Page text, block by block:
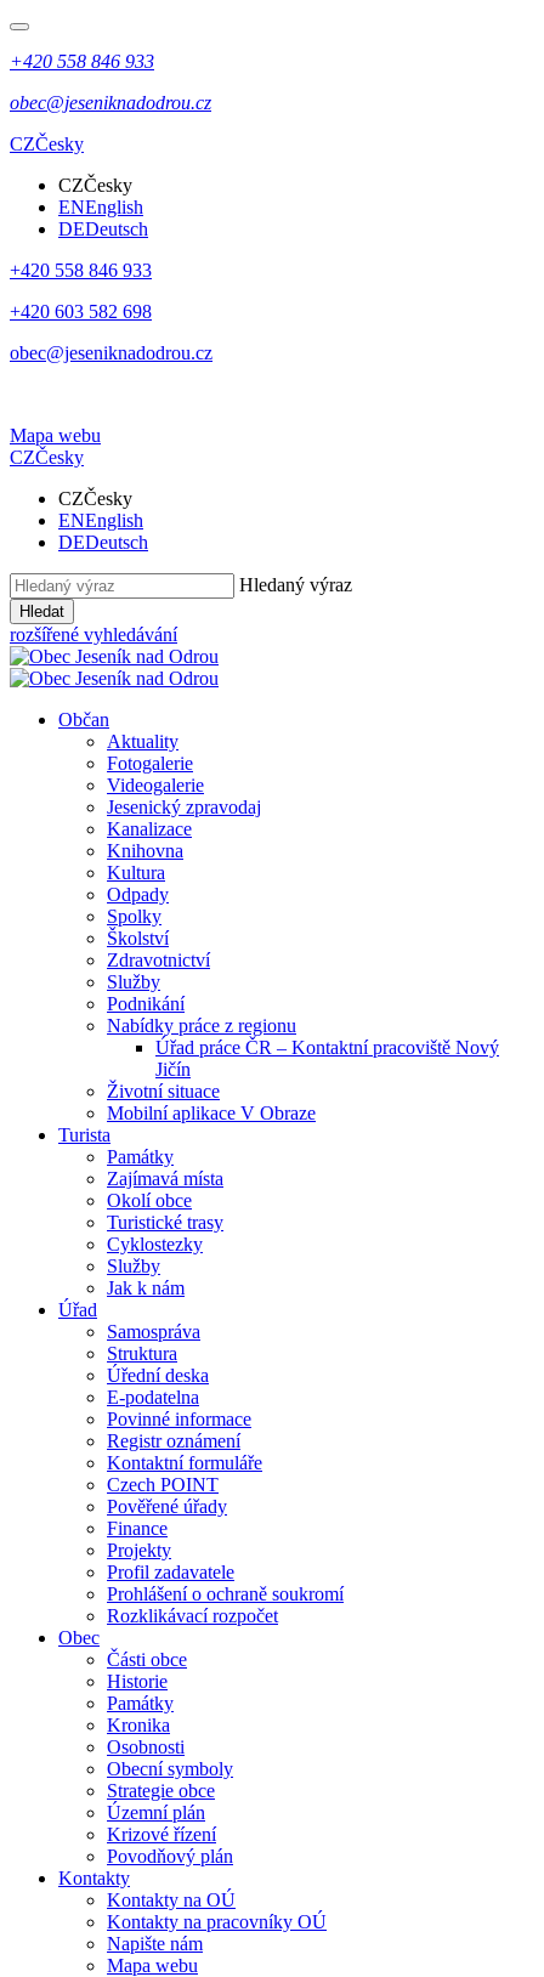
+420 558 846 933
obec@jeseniknadodrou.cz
CZČesky
CZČesky
ENEnglish
DEDeutsch
+420 558 846 933
+420 603 582 698
obec@jeseniknadodrou.cz
Mapa webu
CZČesky
CZČesky
ENEnglish
DEDeutsch
Hledaný výraz
Hledat
rozšířené vyhledávání
Občan
Aktuality
Fotogalerie
Videogalerie
Jesenický zpravodaj
Kanalizace
Knihovna
Kultura
Odpady
Spolky
Školství
Zdravotnictví
Služby
Podnikání
Nabídky práce z regionu
Úřad práce ČR – Kontaktní pracoviště Nový
Jičín
Životní situace
Mobilní aplikace V Obraze
Turista
Památky
Zajímavá místa
Okolí obce
Turistické trasy
Cyklostezky
Služby
Jak k nám
Úřad
Samospráva
Struktura
Úřední deska
E-podatelna
Povinné informace
Registr oznámení
Kontaktní formuláře
Czech POINT
Pověřené úřady
Finance
Projekty
Profil zadavatele
Prohlášení o ochraně soukromí
Rozklikávací rozpočet
Obec
Části obce
Historie
Památky
Kronika
Osobnosti
Obecní symboly
Strategie obce
Územní plán
Krizové řízení
Povodňový plán
Kontakty
Kontakty na OÚ
Kontakty na pracovníky OÚ
Napište nám
Mapa webu